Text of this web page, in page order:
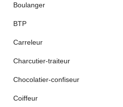
Boulanger
BTP
Carreleur
Charcutier-traiteur
Chocolatier-confiseur
Coiffeur